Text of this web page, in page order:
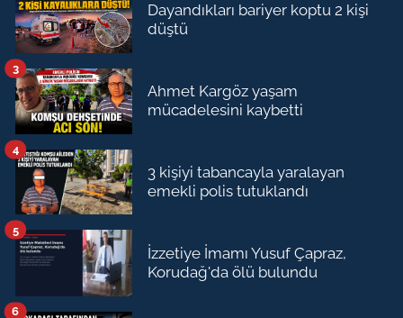
Dayandıkları bariyer koptu 2 kişi
düştü
Ahmet Kargöz yaşam
mücadelesini kaybetti
3
3 kişiyi tabancayla yaralayan
emekli polis tutuklandı
4
İzzetiye İmamı Yusuf Çapraz,
Korudağ'da ölü bulundu
5
6